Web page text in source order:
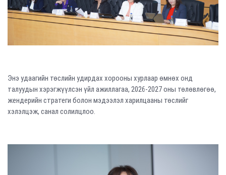
Энэ удаагийн төслийн удирдах хорооны хурлаар өмнөх онд
талуудын хэрэгжүүлсэн үйл ажиллагаа, 2026-2027 оны төлөвлөгөө,
жендерийн стратеги болон мэдээлэл харилцааны төслийг
хэлэлцэж, санал солилцлоо.